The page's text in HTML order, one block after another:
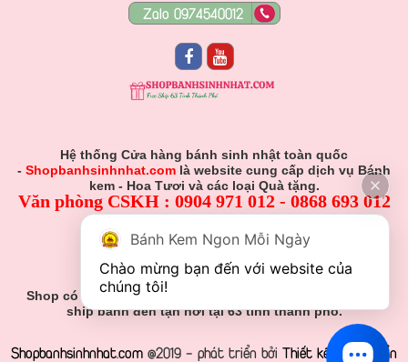
Zalo 0974540012
Hệ thống Cửa hàng bánh sinh nhật toàn quốc
- Shopbanhsinhnhat.com là website cung cấp dịch vụ Bánh
kem - Hoa Tươi và các loại Quà tặng.
Văn phòng CSKH : 0904 971 012 - 0868 693 012
Hỗ Trợ Viên :
0904 971 012 - 0868 693 012
Gmail: Muabanhsinhnhat@gmail.com
Shop có nhận đơn đặt hàng theo yêu cầu khách hàng và
ship bánh đến tận nơi tại 63 tỉnh thành phố.
Shopbanhsinhnhat.com @2019 - phát triển bởi Thiết kế web chuẩn
Bánh Kem Ngon Mỗi Ngày
Chào mừng bạn đến với website của
chúng tôi!